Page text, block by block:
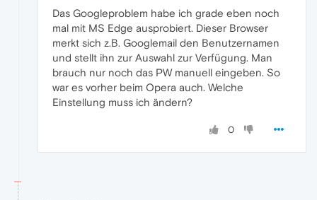
Das Googleproblem habe ich grade eben noch
mal mit MS Edge ausprobiert. Dieser Browser
merkt sich z.B. Googlemail den Benutzernamen
und stellt ihn zur Auswahl zur Verfügung. Man
brauch nur noch das PW manuell eingeben. So
war es vorher beim Opera auch. Welche
Einstellung muss ich ändern?
0